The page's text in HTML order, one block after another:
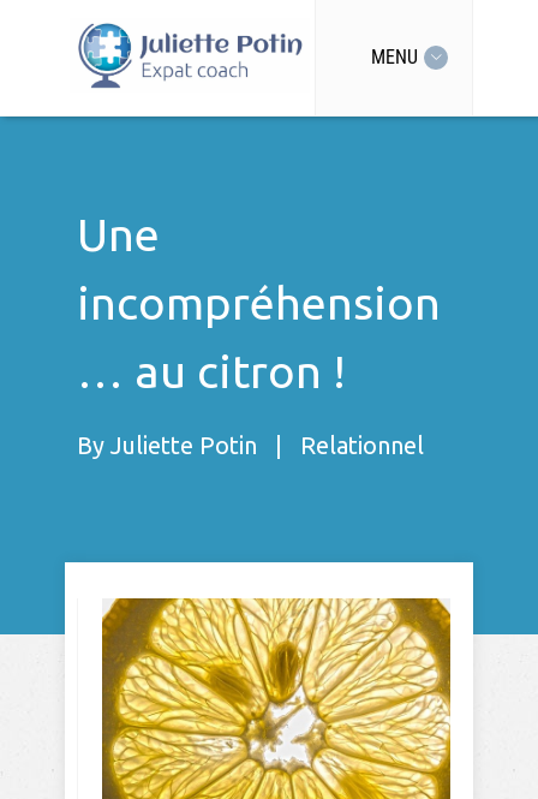
MENU
Une
incompréhension
… au citron !
By Juliette Potin Relationnel